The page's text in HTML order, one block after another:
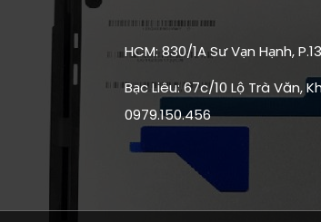
HCM: 830/1A Sư Vạn Hạnh,
Bạc Liêu: 67c/10 Lộ Trà Văn,
0979.150.456